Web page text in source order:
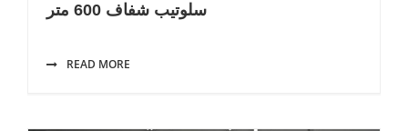
سلوتيب شفاف 600 متر
READ MORE